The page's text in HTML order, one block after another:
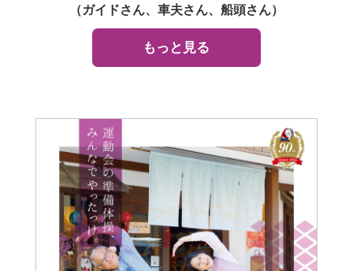
（ガイドさん、車夫さん、船頭さん）
もっと見る